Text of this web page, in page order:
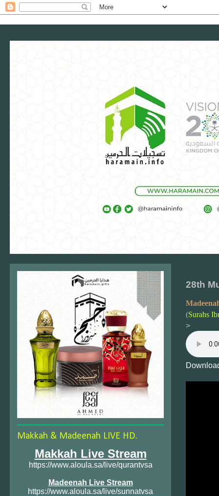
28th
(Surahs
>
Makkah & Madeenah LIVE HD.
Makkah Live Stream
https://www.aloula.sa/live/qurantvsa
Madeenah Live Stream
https://www.aloula.sa/live/sunnatvsa